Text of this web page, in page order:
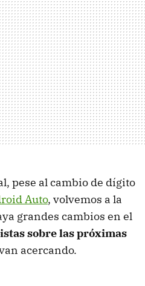
pese al cambio de dígito
Auto, volvemos a la
grandes cambios en el
sobre las próximas
acercando.